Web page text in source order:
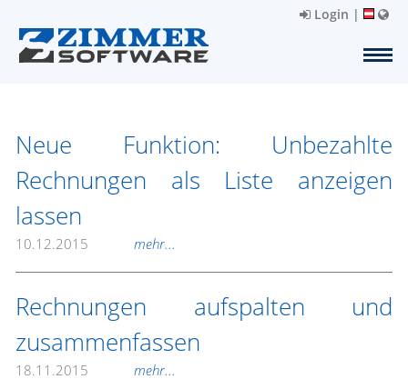
Login |
Neue Funktion: Unbezahlte
Rechnungen als Liste anzeigen
lassen
10.12.2015 mehr...
Rechnungen aufspalten und
zusammenfassen
18.11.2015 mehr...